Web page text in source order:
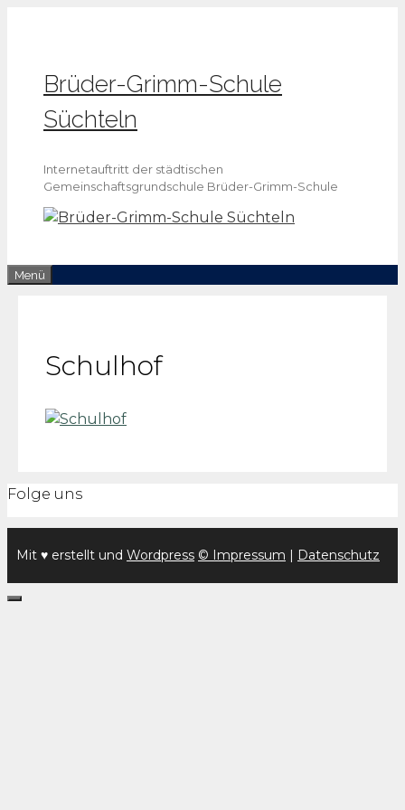
Brüder-Grimm-Schule
Süchteln
Internetauftritt der städtischen
Gemeinschaftsgrundschule Brüder-Grimm-Schule
Menü
Schulhof
Folge uns
Mit ♥ erstellt und Wordpress © Impressum | Datenschutz
Schließen